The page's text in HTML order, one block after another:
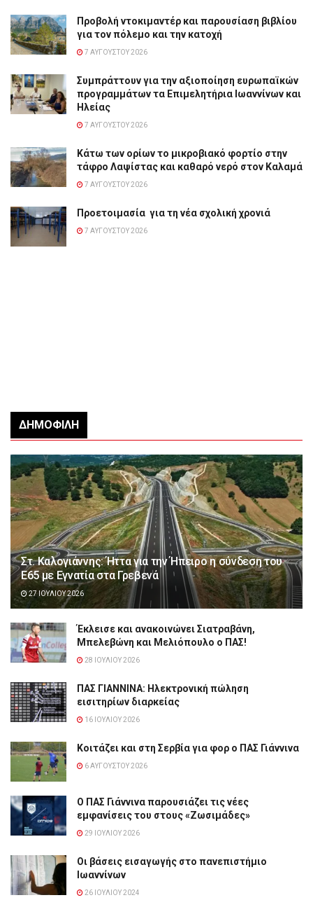
Προβολή ντοκιμαντέρ και παρουσίαση βιβλίου
για τον πόλεμο και την κατοχή
7 ΑΥΓΟΎΣΤΟΥ 2026
Συμπράττουν για την αξιοποίηση ευρωπαϊκών
προγραμμάτων τα Επιμελητήρια Ιωαννίνων και
Ηλείας
7 ΑΥΓΟΎΣΤΟΥ 2026
Κάτω των ορίων το μικροβιακό φορτίο στην
τάφρο Λαψίστας και καθαρό νερό στον Καλαμά
7 ΑΥΓΟΎΣΤΟΥ 2026
Προετοιμασία για τη νέα σχολική χρονιά
7 ΑΥΓΟΎΣΤΟΥ 2026
ΔΗΜΟΦΙΛΉ
Στ. Καλογιάννης: Ήττα για την Ήπειρο η σύνδεση του
Ε65 με Εγνατία στα Γρεβενά
27 ΙΟΥΛΊΟΥ 2026
Έκλεισε και ανακοινώνει Σιατραβάνη,
Μπελεβώνη και Μελιόπουλο ο ΠΑΣ!
28 ΙΟΥΛΊΟΥ 2026
ΠΑΣ ΓΙΑΝΝΙΝΑ: Hλεκτρονική πώληση
εισιτηρίων διαρκείας
16 ΙΟΥΛΊΟΥ 2026
Κοιτάζει και στη Σερβία για φορ ο ΠΑΣ Γιάννινα
6 ΑΥΓΟΎΣΤΟΥ 2026
Ο ΠΑΣ Γιάννινα παρουσιάζει τις νέες
εμφανίσεις του στους «Ζωσιμάδες»
29 ΙΟΥΛΊΟΥ 2026
Οι βάσεις εισαγωγής στο πανεπιστήμιο
Ιωαννίνων
26 ΙΟΥΛΊΟΥ 2024